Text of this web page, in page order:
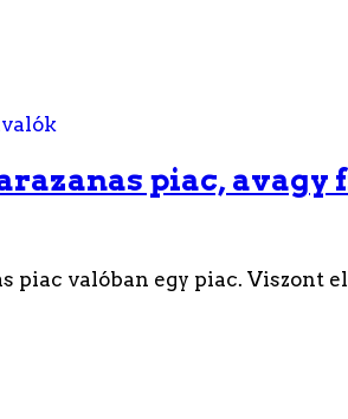
piac,
piac valóban egy piac. Viszont